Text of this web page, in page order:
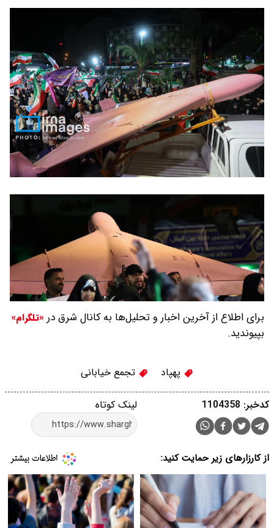
برای اطلاع از آخرین اخبار و تحلیل‌ها به کانال شرق در «تلگرام»
بپیوندید.
پهپاد تجمع خیابانی
لینک کوتاه کدخبر: 1104358
از کارزارهای زیر حمایت کنید: